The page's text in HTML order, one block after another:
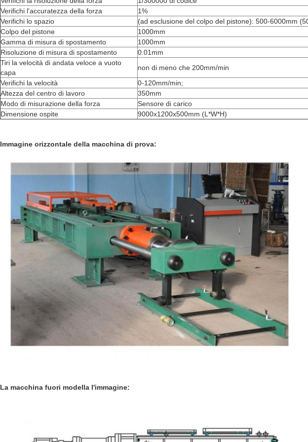
Verifichi l'accuratezza della forza
1%
Verifichi lo spazio
(ad esclusione del colpo del pistone): 500-6000mm
Colpo del pistone
1000mm
Gamma di misura di spostamento
1000mm
Risoluzione di misura di spostamento
0.01mm
Tiri la velocità di andata veloce a vuoto
capa
non di meno che 200mm/min
Verifichi la velocità
0-120mm/min;
Altezza del centro di lavoro
350mm
Modo di misurazione della forza
Sensore di carico
Dimensione ospite
9000x1200x500mm (L*W*H)
Immagine orizzontale della macchina di prova:
La macchina fuori modella l'immagine: